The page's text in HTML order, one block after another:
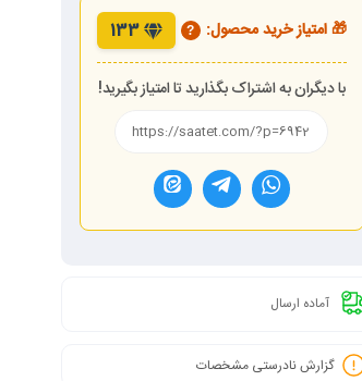
🎁 امتیاز خرید محصول: ?
133
با دیگران به اشتراک بگذارید تا امتیاز بگیرید!
آماده ارسال
گزارش نادرستی مشخصات